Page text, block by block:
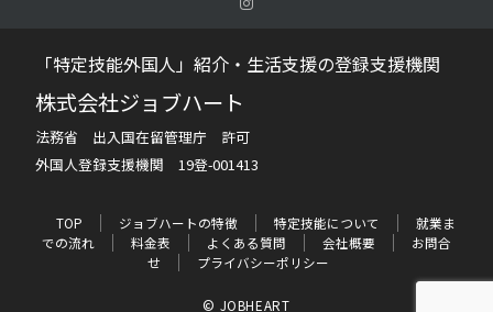
「特定技能外国人」紹介・生活支援の登録支援機関
株式会社ジョブハート
法務省 出入国在留管理庁 許可
外国人登録支援機関 19登-001413
TOP ジョブハートの特徴 特定技能について
就業ま
での流れ
料金表 よくある質問 会社概要
お問合
せ
プライバシーポリシー
© JOBHEART